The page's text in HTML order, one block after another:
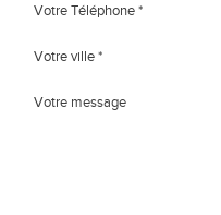
Votre Téléphone *
Votre ville *
Votre message